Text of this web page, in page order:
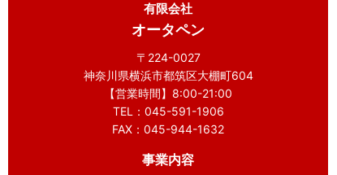
有限会社
オータペン
〒224-0027
神奈川県横浜市都筑区大棚町604
【営業時間】8:00-21:00
TEL：045-591-1906
FAX：045-944-1632
事業内容